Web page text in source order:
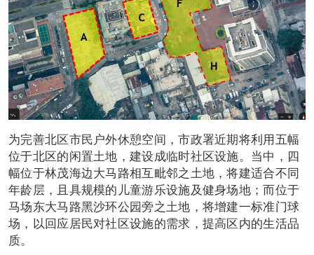
为完善北区市民户外休憩空间，市政署近期将利用五幅
位于北区的闲置土地，建设成临时社区设施。当中，四
幅位于林茂海边大马路相互毗邻之土地，将建适合不同
年龄层，且具规模的儿童游乐设施及健身场地；而位于
马场东大马路黑沙环公园旁之土地，将增建一标准门球
场，以回应居民对社区设施的需求，提高区内的生活品
质。